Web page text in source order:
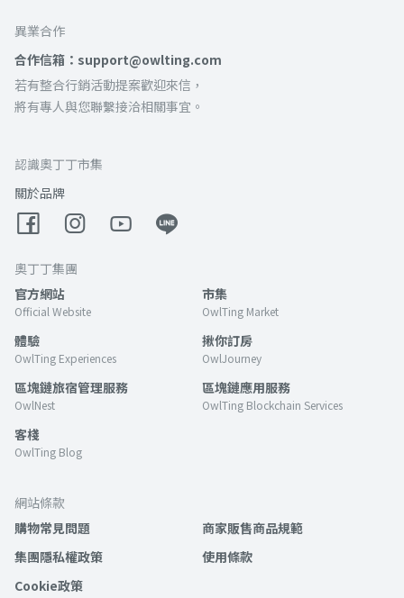
異業合作
合作信箱：support@owlting.com
若有整合行銷活動提案歡迎來信，
將有專人與您聯繫接洽相關事宜。
認識奧丁丁市集
關於品牌
奧丁丁集團
官方網站
Official Website
市集
OwlTing Market
體驗
OwlTing Experiences
揪你訂房
OwlJourney
區塊鏈旅宿管理服務
OwlNest
區塊鏈應用服務
OwlTing Blockchain Services
客棧
OwlTing Blog
網站條款
購物常見問題
商家販售商品規範
集團隱私權政策
使用條款
Cookie政策